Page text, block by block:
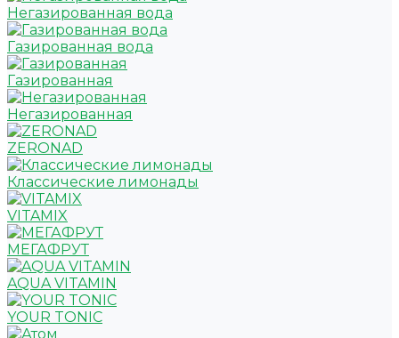
Негазированная вода
Газированная вода
Газированная
Негазированная
ZERONAD
Классические лимонады
VITAMIX
МЕГАФРУТ
AQUA VITAMIN
YOUR TONIC